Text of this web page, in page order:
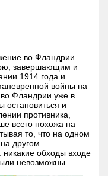
во Фландрии
завершающим и
1914 года и
войны на
Фландрии уже в
остановиться и
противника,
всего похожа на
то, что на одном
другом –
обходы входе
невозможны.